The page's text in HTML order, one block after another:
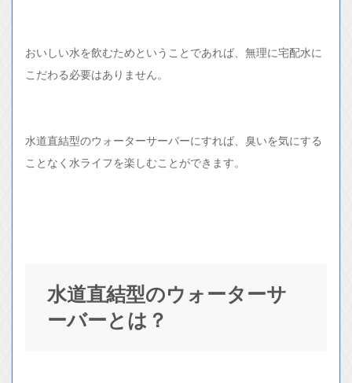
おいしい水を飲むためということであれば、無理に宅配水に
こだわる必要はありません。
水道直結型のウォーターサーバーにすれば、臭いを気にする
ことなく水ライフを楽しむことができます。
水道直結型のウォーターサ
ーバーとは？